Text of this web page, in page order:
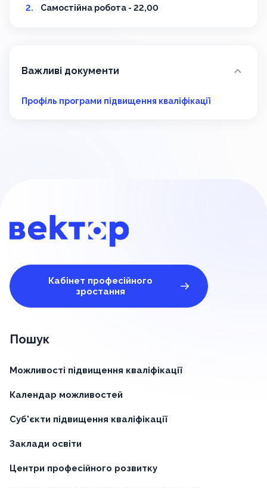
Самостійна робота - 22,00
Важливі документи
Профіль програми підвищення кваліфікації
Кабінет професійного
зростання
Пошук
Можливості підвищення кваліфікації
Календар можливостей
Суб'єкти підвищення кваліфікації
Заклади освіти
Центри професійного розвитку